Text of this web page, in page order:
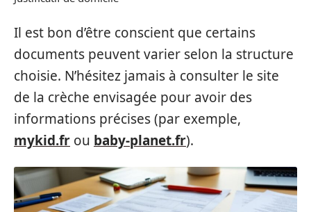
Il est bon d’être conscient que certains
documents peuvent varier selon la structure
choisie. N’hésitez jamais à consulter le site
de la crèche envisagée pour avoir des
informations précises (par exemple,
mykid.fr ou baby-planet.fr).